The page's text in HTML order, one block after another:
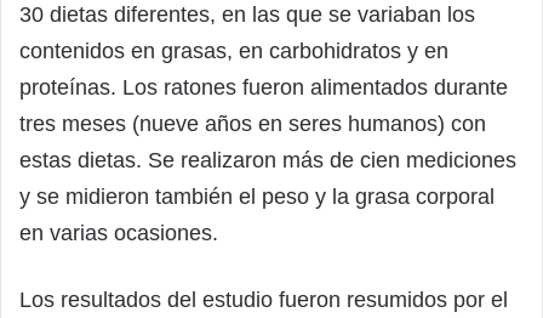
30 dietas diferentes, en las que se variaban los
contenidos en grasas, en carbohidratos y en
proteínas. Los ratones fueron alimentados durante
tres meses (nueve años en seres humanos) con
estas dietas. Se realizaron más de cien mediciones
y se midieron también el peso y la grasa corporal
en varias ocasiones.
Los resultados del estudio fueron resumidos por el